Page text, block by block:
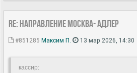
Re: Направление Москва- Адлер
#851285 Максим П. 13 мар 2026, 14:30
кассир: